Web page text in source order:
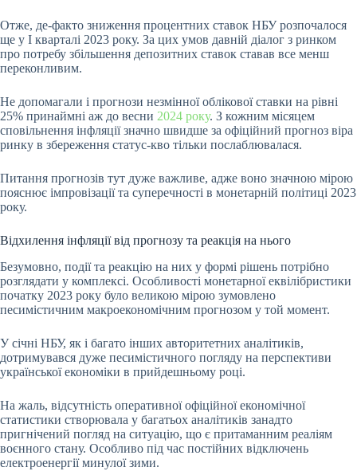
Отже, де-факто зниження процентних ставок НБУ розпочалося
ще у І кварталі 2023 року. За цих умов давній діалог з ринком
про потребу збільшення депозитних ставок ставав все менш
переконливим.
Не допомагали і прогнози незмінної облікової ставки на рівні
25% принаймні аж до весни 2024 року. З кожним місяцем
сповільнення інфляції значно швидше за офіційний прогноз віра
ринку в збереження статус-кво тільки послаблювалася.
Питання прогнозів тут дуже важливе, адже воно значною мірою
пояснює імпровізації та суперечності в монетарній політиці 2023
року.
Відхилення інфляції від прогнозу та реакція на нього
Безумовно, події та реакцію на них у формі рішень потрібно
розглядати у комплексі. Особливості монетарної еквілібристики
початку 2023 року було великою мірою зумовлено
песимістичним макроекономічним прогнозом у той момент.
У січні НБУ, як і багато інших авторитетних аналітиків,
дотримувався дуже песимістичного погляду на перспективи
української економіки в прийдешньому році.
На жаль, відсутність оперативної офіційної економічної
статистики створювала у багатьох аналітиків занадто
пригнічений погляд на ситуацію, що є притаманним реаліям
воєнного стану. Особливо під час постійних відключень
електроенергії минулої зими.